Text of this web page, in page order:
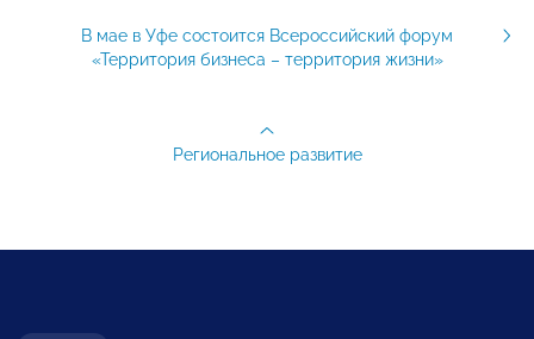
В мае в Уфе состоится Всероссийский форум
«Территория бизнеса – территория жизни»
Региональное развитие